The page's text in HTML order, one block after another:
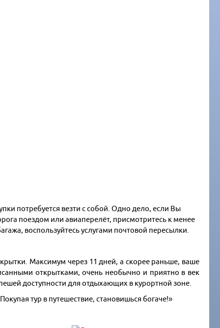
потребуется везти с собой. Одно дело, если Вы
поездом или авиаперелёт, присмотритесь к менее
воспользуйтесь услугами почтовой пересылки.
Максимум через 11 дней, а скорее раньше, ваше
открытками, очень необычно и приятно в век
доступности для отдыхающих в курортной зоне.
тур в путешествие, становишься богаче!»